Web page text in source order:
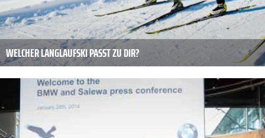
WELCHER LANGLAUFSKI PASST ZU DIR?